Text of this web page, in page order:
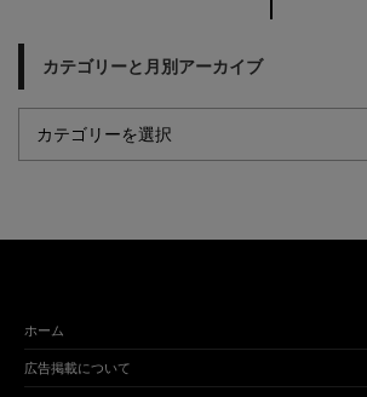
カテゴリーと月別アーカイブ
ホーム
広告掲載について